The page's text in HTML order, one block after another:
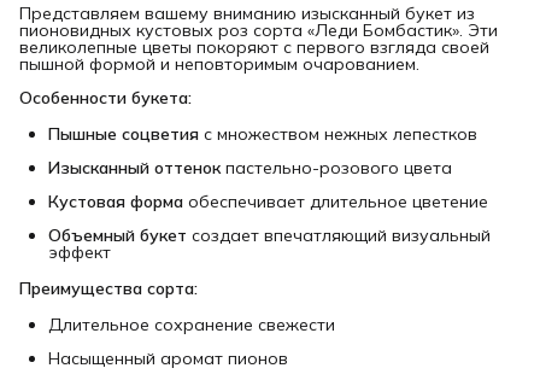
Представляем вашему вниманию изысканный букет из
пионовидных кустовых роз сорта «Леди Бомбастик». Эти
великолепные цветы покоряют с первого взгляда своей
пышной формой и неповторимым очарованием.
Особенности букета:
Пышные соцветия с множеством нежных лепестков
Изысканный оттенокпастельно-розового цвета
Кустовая форма обеспечивает длительное цветение
Объемный букет создает впечатляющий визуальный
эффект
Преимущества сорта:
Длительное сохранение свежести
Насыщенный аромат пионов